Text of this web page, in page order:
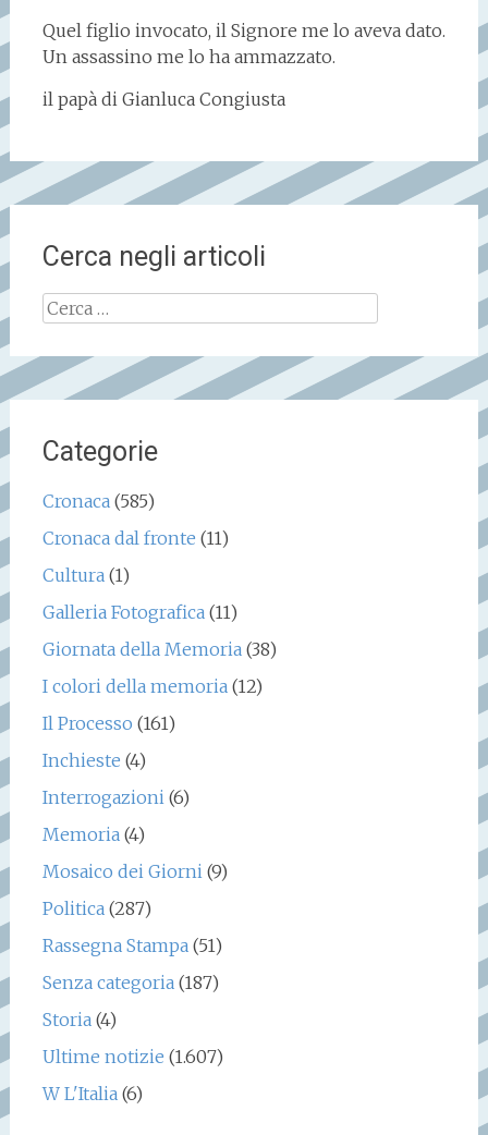
Quel figlio invocato, il Signore me lo aveva dato.
Un assassino me lo ha ammazzato.
il papà di Gianluca Congiusta
Cerca negli articoli
Ricerca
per:
Categorie
Cronaca (585)
Cronaca dal fronte (11)
Cultura (1)
Galleria Fotografica (11)
Giornata della Memoria (38)
I colori della memoria (12)
Il Processo (161)
Inchieste (4)
Interrogazioni (6)
Memoria (4)
Mosaico dei Giorni (9)
Politica (287)
Rassegna Stampa (51)
Senza categoria (187)
Storia (4)
Ultime notizie (1.607)
W L'Italia (6)